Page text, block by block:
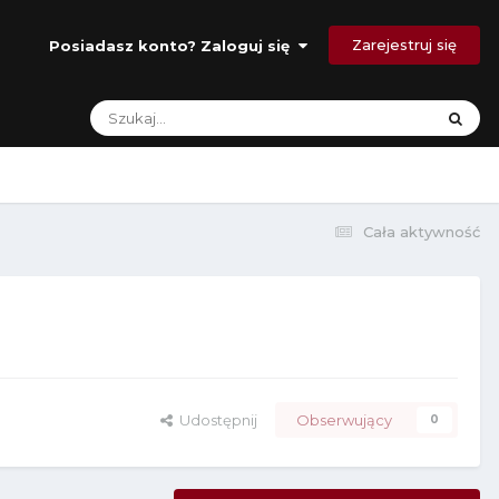
Posiadasz konto? Zaloguj się Zarejestruj się
Cała aktywność
Udostępnij Obserwujący 0